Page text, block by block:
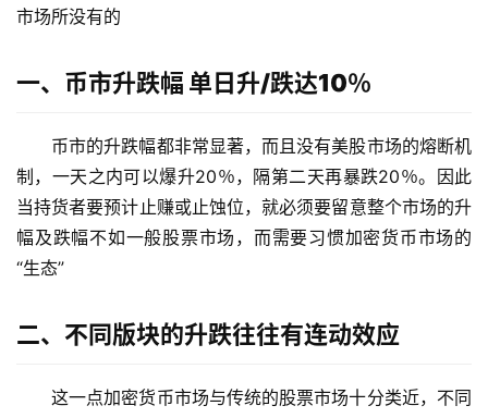
市场所没有的
一、币市升跌幅 单日升/跌达10％
币市的升跌幅都非常显著，而且没有美股市场的熔断机
制，一天之内可以爆升20％，隔第二天再暴跌20％。因此
当持货者要预计止赚或止蚀位，就必须要留意整个市场的升
幅及跌幅不如一般股票市场，而需要习惯加密货币市场的
“生态”
二、不同版块的升跌往往有连动效应
这一点加密货币市场与传统的股票市场十分类近，不同